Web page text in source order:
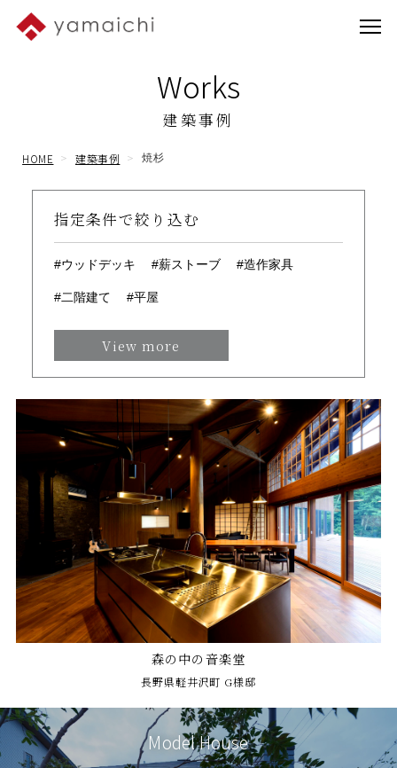
Works
建築事例
HOME 建築事例 焼杉
指定条件で絞り込む
#ウッドデッキ #薪ストーブ #造作家具
#二階建て #平屋
View more
森の中の音楽堂
長野県軽井沢町 G様邸
Model House